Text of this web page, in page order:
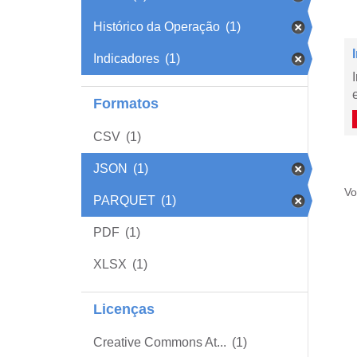
Histórico da Operação (1)
Indicadores (1)
Formatos
CSV (1)
JSON (1)
PARQUET (1)
PDF (1)
XLSX (1)
Licenças
Creative Commons At... (1)